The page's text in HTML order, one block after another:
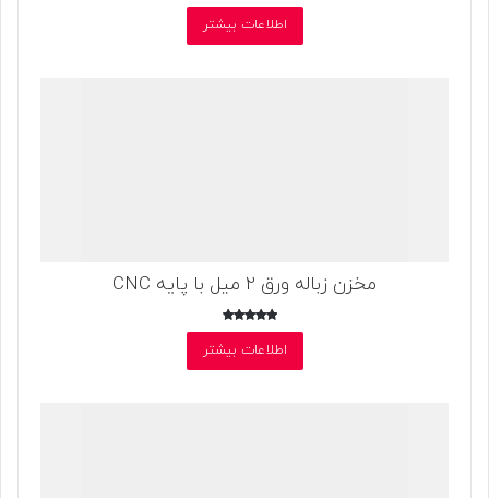
امتیاز
4.67
از 5
اطلاعات بیشتر
مخزن زباله ورق 2 میل با پایه CNC
امتیاز
5.00
از 5
اطلاعات بیشتر